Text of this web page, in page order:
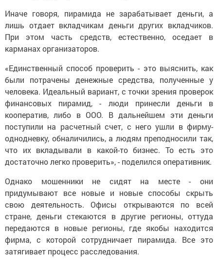
Иначе говоря, пирамида не зарабатывает деньги, а
лишь отдает вкладчикам деньги других вкладчиков.
При этом часть средств, естественно, оседает в
карманах организаторов.
«Единственный способ проверить - это выяснить, как
были потрачены денежные средства, полученные у
человека. Идеальный вариант, с точки зрения проверок
финансовых пирамид, - люди принесли деньги в
кооператив, либо в ООО. В дальнейшем эти деньги
поступили на расчетный счет, с него ушли в фирму-
однодневку, обналичились, а людям преподносили так,
что их вкладывали в какой-то бизнес. То есть это
достаточно легко проверить», - поделился оперативник.
Однако мошенники не сидят на месте - они
придумывают все новые и новые способы скрыть
свою деятельность. Офисы открываются по всей
стране, деньги стекаются в другие регионы, оттуда
передаются в новые регионы, где якобы находится
фирма, с которой сотрудничает пирамида. Все это
затягивает процесс расследования.